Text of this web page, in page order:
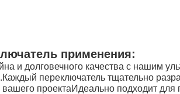
применения:
и долговечного качества с нашим
переключатель тщательно
проектаИдеально подходит для